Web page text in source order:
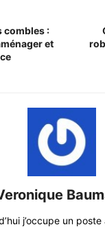
combles :
et
j’occupe un